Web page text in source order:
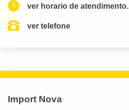
ver horario de atendimento.
ver telefone
Import Nova